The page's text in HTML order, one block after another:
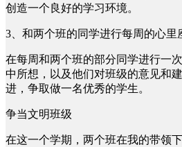
创造一个良好的学习环境。
3、和两个班的同学进行每周的心里
在每周和两个班的部分同学进行一
中所想，以及他们对班级的意见和
进，争取做一名优秀的学生。
争当文明班级
在这一个学期，两个班在我的带领